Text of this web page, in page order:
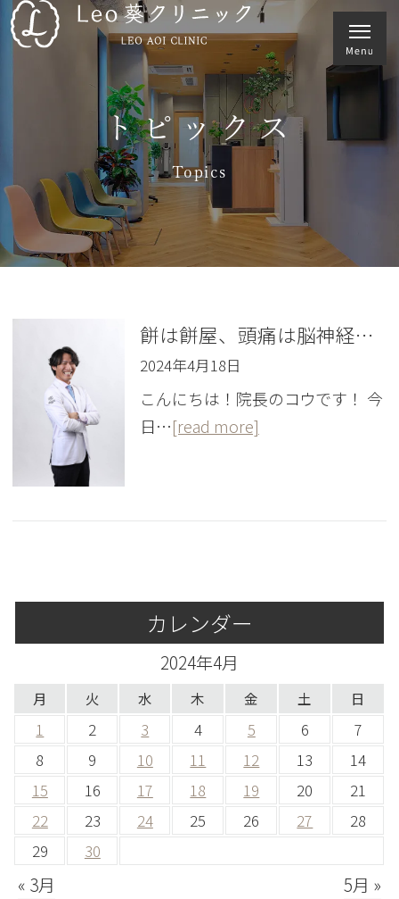
トピックス
Topics
餅は餅屋、頭痛は脳神経内科
2024年4月18日
こんにちは！院長のコウです！ 今
日…[read more]
カレンダー
2024年4月
月 火 水 木 金 土 日
1 2 3 4 5 6
7
8
9 10 11 12 13
14
15
16 17 18 19 20
21
22
23 24 25 26 27
28
29
30
« 3月 5月 »